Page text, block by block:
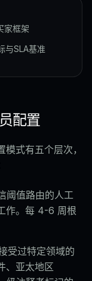
家框架
与SLA基准
配置
式有五个层次，
阈值路由的人工
作。每 4-6 周根
受过特定领域的
、亚太地区